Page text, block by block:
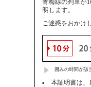
青梅線の列車が
明します。
ご迷惑をおかけ
囲みの時間が該
本証明書は、